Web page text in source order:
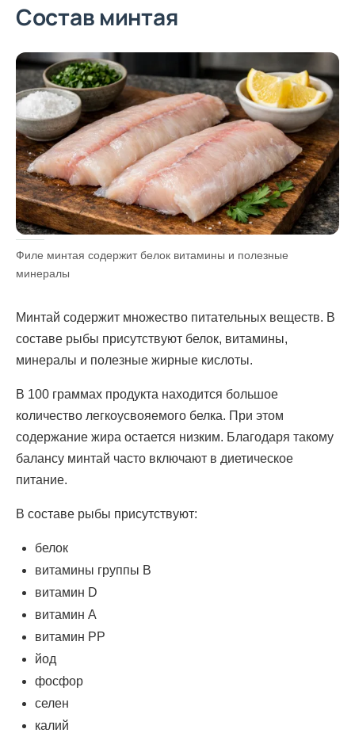
Состав минтая
Филе минтая содержит белок витамины и полезные
минералы
Минтай содержит множество питательных веществ. В
составе рыбы присутствуют белок, витамины,
минералы и полезные жирные кислоты.
В 100 граммах продукта находится большое
количество легкоусвояемого белка. При этом
содержание жира остается низким. Благодаря такому
балансу минтай часто включают в диетическое
питание.
В составе рыбы присутствуют:
белок
витамины группы B
витамин D
витамин A
витамин PP
йод
фосфор
селен
калий